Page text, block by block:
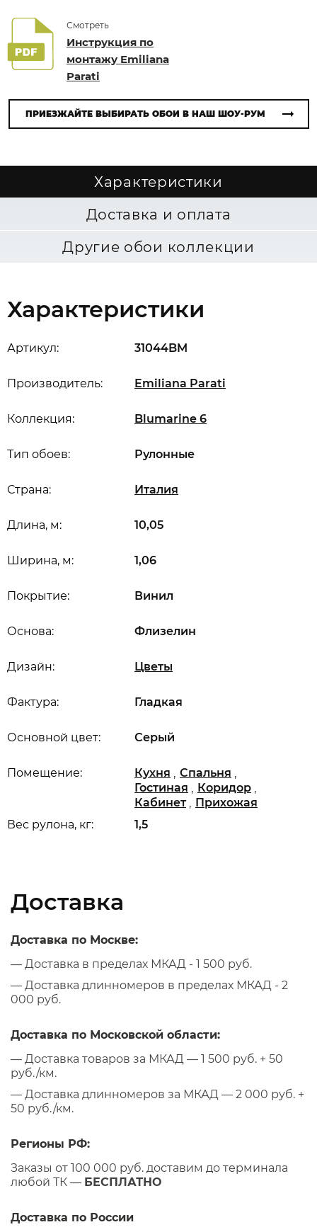
Смотреть
Инструкция по
монтажу Emiliana
Parati
ПРИЕЗЖАЙТЕ ВЫБИРАТЬ ОБОИ В НАШ ШОУ-РУМ
Характеристики
Доставка и оплата
Другие обои коллекции
Характеристики
Артикул: 31044BM
Производитель: Emiliana Parati
Коллекция: Blumarine 6
Длина, м: 10,05
Ширина, м: 1,06
Вес рулона, кг: 1,5
Основной цвет: Серый
Дизайн: Цветы
Основа: Флизелин
Покрытие: Винил
Помещение: Кухня , Спальня ,
Гостиная , Коридор ,
Кабинет , Прихожая
Страна: Италия
Тип обоев: Рулонные
Фактура: Гладкая
Доставка
Доставка по Москве:
— Доставка в пределах МКАД - 1 500 руб.
— Доставка длинномеров в пределах МКАД - 2
000 руб.
Доставка по Московской области:
— Доставка товаров за МКАД — 1 500 руб. + 50
руб./км.
— Доставка длинномеров за МКАД — 2 000 руб. +
50 руб./км.
Регионы РФ:
Заказы от 100 000 руб. доставим до терминала
любой ТК — БЕСПЛАТНО
Доставка по России